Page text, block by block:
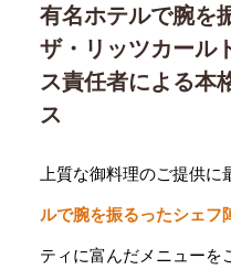
有名ホテルで腕を
ザ・リッツカール
ス責任者による本
ス
上質な御料理のご提供に
ルで腕を振るったシェフ
ティに富んだメニューを